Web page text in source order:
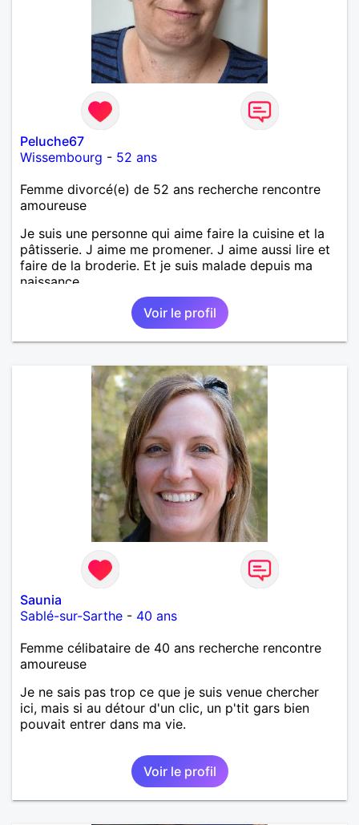
Peluche67
Wissembourg - 52 ans
Femme divorcé(e) de 52 ans recherche rencontre
amoureuse
Je suis une personne qui aime faire la cuisine et la
pâtisserie. J aime me promener. J aime aussi lire et
faire de la broderie. Et je suis malade depuis ma
naissance.
Voir le profil
Saunia
Sablé-sur-Sarthe - 40 ans
Femme célibataire de 40 ans recherche rencontre
amoureuse
Je ne sais pas trop ce que je suis venue chercher
ici, mais si au détour d'un clic, un p'tit gars bien
pouvait entrer dans ma vie.
Voir le profil